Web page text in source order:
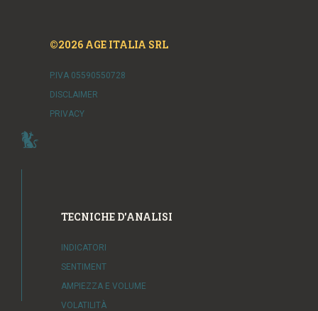
©2026 AGE ITALIA SRL
P.IVA 05590550728
DISCLAIMER
PRIVACY
TECNICHE D'ANALISI
INDICATORI
SENTIMENT
AMPIEZZA E VOLUME
VOLATILITÀ